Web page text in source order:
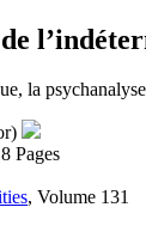
la
Pages
, Volume 131